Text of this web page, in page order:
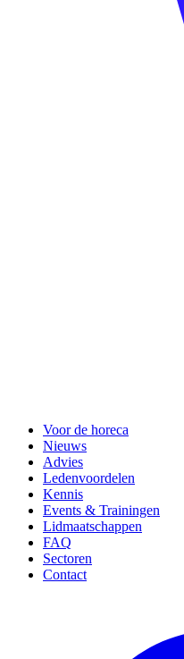
Voor de horeca
Nieuws
Advies
Ledenvoordelen
Kennis
Events & Trainingen
Lidmaatschappen
FAQ
Sectoren
Contact